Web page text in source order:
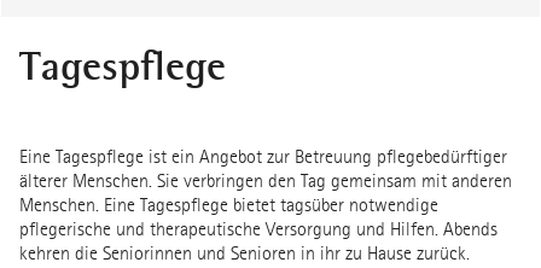
Tagespflege
Eine Tagespflege ist ein Angebot zur Betreuung pflegebedürftiger
älterer Menschen. Sie verbringen den Tag gemeinsam mit anderen
Menschen. Eine Tagespflege bietet tagsüber notwendige
pflegerische und therapeutische Versorgung und Hilfen. Abends
kehren die Seniorinnen und Senioren in ihr zu Hause zurück.